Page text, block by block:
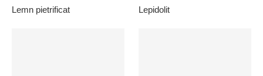
Lemn pietrificat Lepidolit